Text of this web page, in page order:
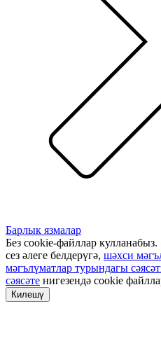
Барлык язмалар
Без cookie-файллар
сез әлеге белдерүгә, шәхси
мәгълүматлар турындагы
сәясәте нигезендә cookie
Килешү